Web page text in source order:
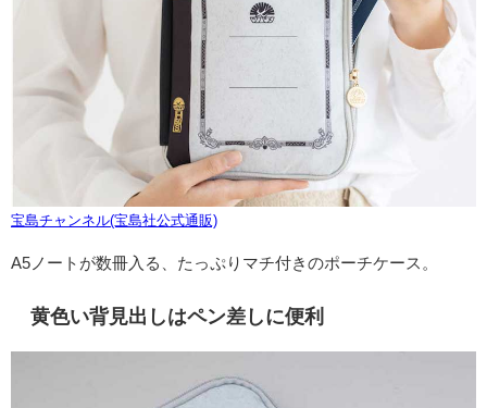
宝島チャンネル(宝島社公式通販)
A5ノートが数冊入る、たっぷりマチ付きのポーチケース。
黄色い背見出しはペン差しに便利